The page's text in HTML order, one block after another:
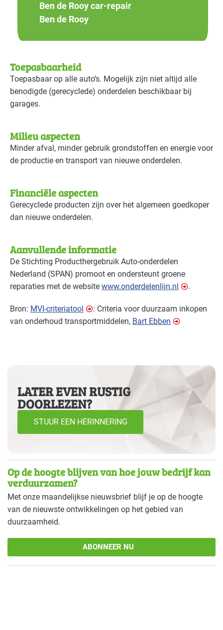
Ben de Rooy car-repair
Ben de Rooy
Toepasbaarheid
Toepasbaar op alle auto’s. Mogelijk zijn niet altijd alle
benodigde (gerecyclede) onderdelen beschikbaar bij
garages.
Milieu aspecten
Minder afval, minder gebruik grondstoffen en energie voor
de productie en transport van nieuwe onderdelen.
Financiële aspecten
Gerecyclede producten zijn over het algemeen goedkoper
dan nieuwe onderdelen.
Aanvullende informatie
De Stichting Producthergebruik Auto-onderdelen
Nederland (SPAN) promoot en ondersteunt groene
reparaties met de website www.onderdelenlijn.nl .
Bron: MVI-criteriatool
: Criteria voor duurzaam inkopen
van onderhoud transportmiddelen, Bart Ebben
LATER EVEN RUSTIG
DOORLEZEN?
STUUR EEN HERINNERING
Op de hoogte blijven van hoe jouw bedrijf kan
verduurzamen?
Met onze maandelijkse nieuwsbrief blijf je op de hoogte
van de nieuwste ontwikkelingen op het gebied van
duurzaamheid.
ABONNEER NU